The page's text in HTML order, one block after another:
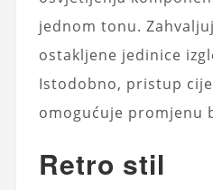
jednom tonu.
ostakljene jedinice
Istodobno, pristup
omogućuje promjenu
Retro stil